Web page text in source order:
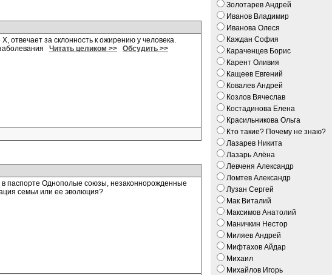
отвечает за склонность к ожирению у человека.
Читать целиком >> Обсудить >>
в паспорте Однополые союзы, незаконнорожденные
семьи или ее эволюция?
Золотарев Андрей
Иванов Владимир
Иванова Олеся
Каждан София
Караченцев Борис
Карент Оливия
Кащеев Евгений
Ковалев Андрей
Козлов Вячеслав
Костадинова Елена
Красильникова Ольга
Кто такие? Почему не знаю?
Лазарев Никита
Лазарь Алёна
Левченя Александр
Ломтев Александр
Лузан Сергей
Мак Виталий
Максимов Анатолий
Маничкин Нестор
Миляев Андрей
Мифтахов Айдар
Михаил
Михайлов Игорь